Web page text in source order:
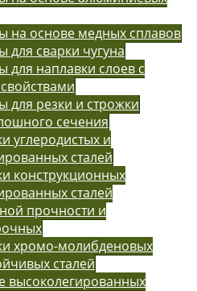
на основе медных сплавов
для сварки чугуна
для наплавки слоев с
для резки и строжки
сечения
углеродистых и
сталей
конструкционных
сталей
прочности и
хромо-молибденовых
сталей
высоколегированных